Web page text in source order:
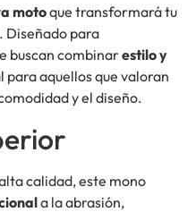
motoque transformará tu
Diseñado para
buscan combinarestilo y
para aquellos que valoran
y el diseño.
calidad, este mono
a la abrasión,